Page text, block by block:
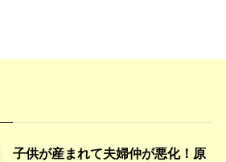
子供が産まれて夫婦仲が悪化！原